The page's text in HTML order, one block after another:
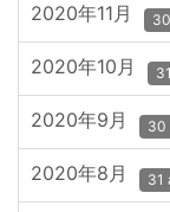
2020年11月
2020年10月
2020年9月 30
2020年8月 31